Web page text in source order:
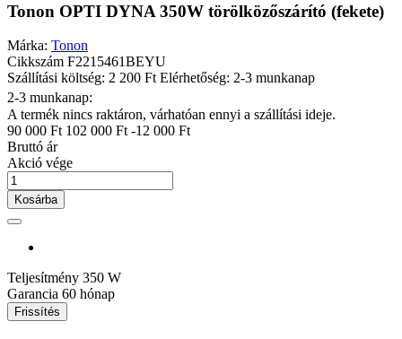
Tonon OPTI DYNA 350W törölközőszárító (fekete)
Márka: Tonon
Cikkszám F2215461BEYU
Szállítási költség: 2 200 FtElérhetőség: 2-3 munkanap
2-3 munkanap:
A termék nincs raktáron, várhatóan ennyi a szállítási ideje.
90 000 Ft 102 000 Ft -12 000 Ft
Bruttó ár
Akció vége
Kosárba
Teljesítmény 350 W
Garancia 60 hónap